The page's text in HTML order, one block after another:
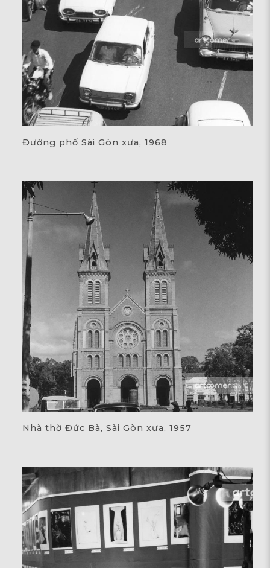
Đường phố Sài Gòn xưa, 1968
Nhà thờ Đức Bà, Sài Gòn xưa, 1957